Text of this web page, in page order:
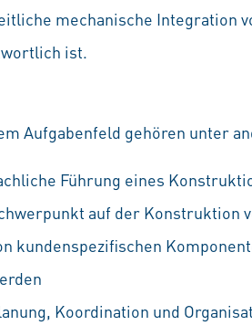
mechanische Integration
ist.
Aufgabenfeld gehören unter
Führung eines
auf der Konstruktion
kundenspezifischen
Koordination und